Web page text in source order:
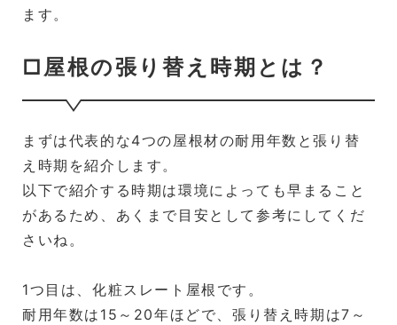
ます。
□屋根の張り替え時期とは？
まずは代表的な4つの屋根材の耐用年数と張り替
え時期を紹介します。
以下で紹介する時期は環境によっても早まること
があるため、あくまで目安として参考にしてくだ
さいね。
1つ目は、化粧スレート屋根です。
耐用年数は15～20年ほどで、張り替え時期は7～